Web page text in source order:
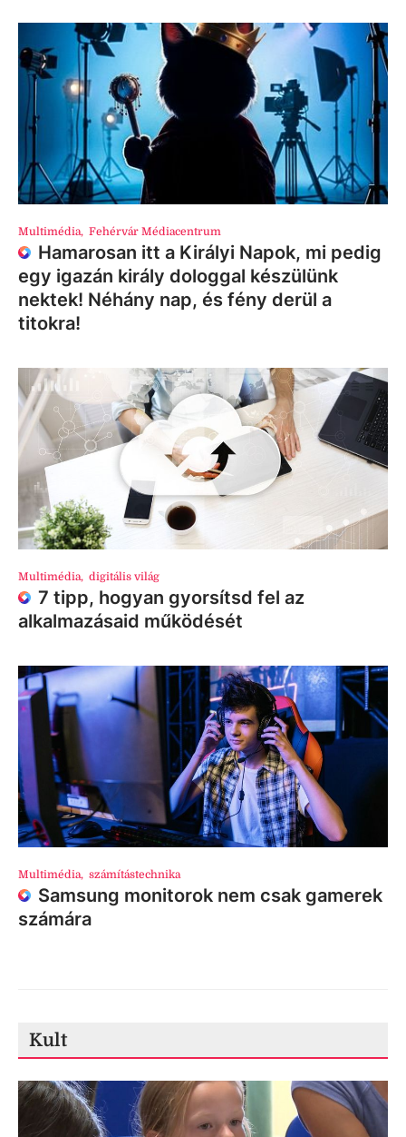
Multimédia, Fehérvár Médiacentrum
Hamarosan itt a Királyi Napok, mi pedig
egy igazán király dologgal készülünk
nektek! Néhány nap, és fény derül a
titokra!
Multimédia, digitális világ
7 tipp, hogyan gyorsítsd fel az
alkalmazásaid működését
Multimédia, számítástechnika
Samsung monitorok nem csak gamerek
számára
Kult